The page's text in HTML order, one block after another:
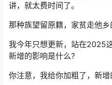
讲，就太费时间了。
那种族望留原籍，家贫走他乡
我今年只想更新，站在2025
新增的影响是什么?
你注意，我给你加粗了，新增